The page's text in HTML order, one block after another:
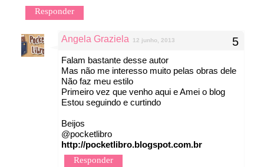
Responder
Angela Graziela 12 junho, 2013
Falam bastante desse autor
Mas não me interesso muito pelas obras dele
Não faz meu estilo
Primeiro vez que venho aqui e Amei o blog
Estou seguindo e curtindo
Beijos
@pocketlibro
http://pocketlibro.blogspot.com.br
Responder